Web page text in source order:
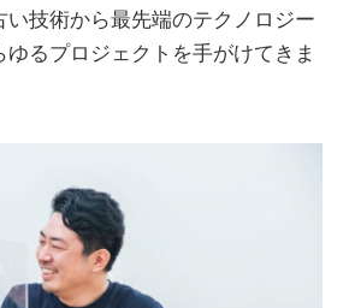
い技術から最先端のテクノロジー
るプロジェクトを手がけてきま